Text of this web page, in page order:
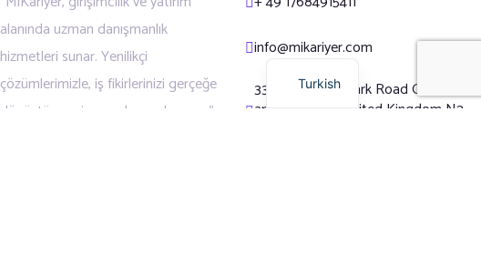
alanında uzman danışmanlık
hizmetleri sunar. Yenilikçi
çözümlerimizle, iş fikirlerinizi gerçeğe
dönüştürmenize yardımcı oluyoruz.”
info@mikariyer.com
338A Regents Park Road Office 3
and 4 London United Kingdom N3
Turkish
English